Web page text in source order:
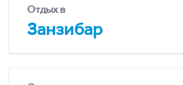
Отдых в
Занзибар